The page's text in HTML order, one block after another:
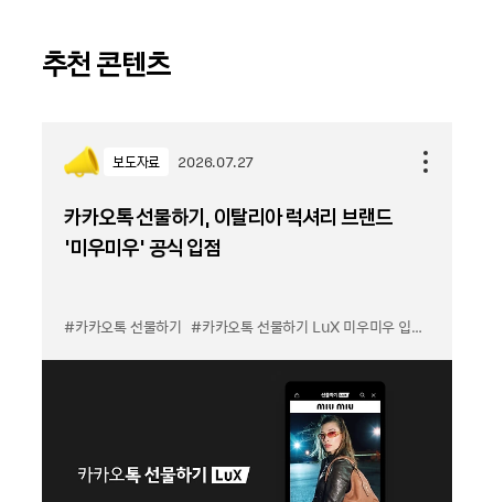
추천 콘텐츠
보도자료 2026.07.27
카카오톡 선물하기, 이탈리아 럭셔리 브랜드
'미우미우' 공식 입점
#카카오톡 선물하기 #카카오톡 선물하기 LuX 미우미우 입점